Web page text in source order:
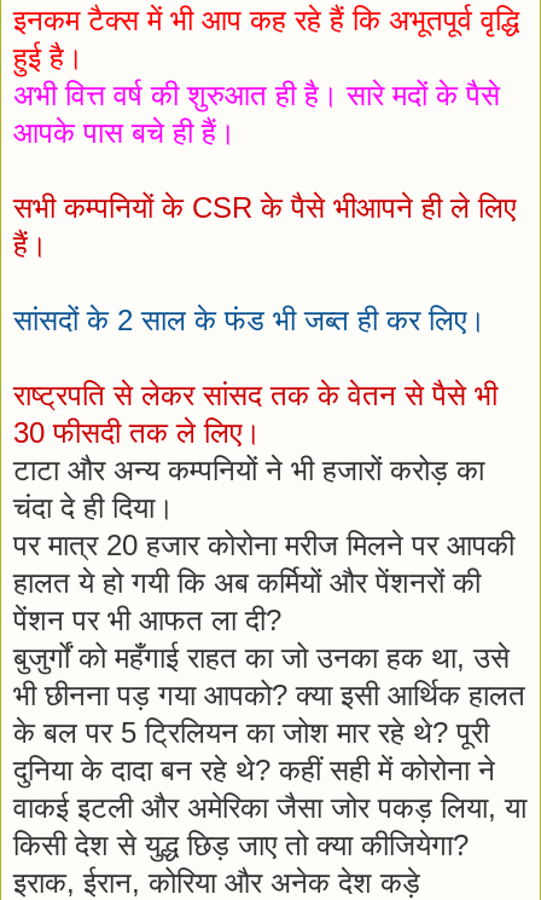
इनकम टैक्स में भी आप कह रहे हैं कि अभूतपूर्व वृद्धि
हुई है।
अभी वित्त वर्ष की शुरुआत ही है। सारे मदों के पैसे
आपके पास बचे ही हैं।
सभी कम्पनियों के CSR के पैसे भीआपने ही ले लिए
हैं।
सांसदों के 2 साल के फंड भी जब्त ही कर लिए।
राष्ट्रपति से लेकर सांसद तक के वेतन से पैसे भी
30 फीसदी तक ले लिए।
टाटा और अन्य कम्पनियों ने भी हजारों करोड़ का
चंदा दे ही दिया।
पर मात्र 20 हजार कोरोना मरीज मिलने पर आपकी
हालत ये हो गयी कि अब कर्मियों और पेंशनरों की
पेंशन पर भी आफत ला दी?
बुजुर्गों को महँगाई राहत का जो उनका हक था, उसे
भी छीनना पड़ गया आपको? क्या इसी आर्थिक हालत
के बल पर 5 ट्रिलियन का जोश मार रहे थे? पूरी
दुनिया के दादा बन रहे थे? कहीं सही में कोरोना ने
वाकई इटली और अमेरिका जैसा जोर पकड़ लिया, या
किसी देश से युद्ध छिड़ जाए तो क्या कीजियेगा?
इराक, ईरान, कोरिया और अनेक देश कड़े